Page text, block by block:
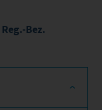
Reg.-Bez.